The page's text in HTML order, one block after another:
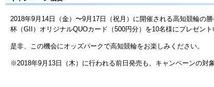
2018年9月14日（金）〜9月17日（祝月）に開催される高知競輪の
杯（GII）オリジナルQUOカード（500円分）を10名様にプレゼント
是非、この機会にオッズパークで高知競輪をお楽しみください。
※2018年9月13日（木）に行われる前日発売も、キャンペーンの対